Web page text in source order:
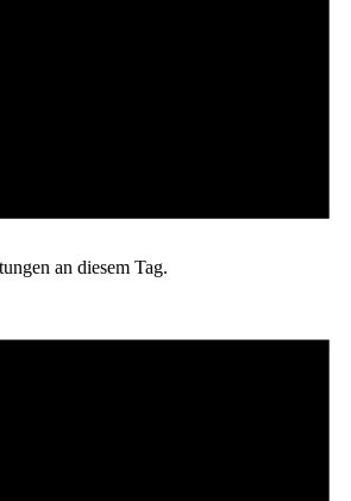
an diesem Tag.